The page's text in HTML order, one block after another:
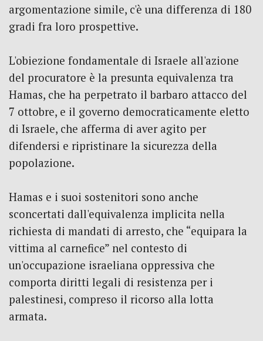
argomentazione simile, c'è una differenza di 180
gradi fra loro prospettive.
L'obiezione fondamentale di Israele all'azione
del procuratore è la presunta equivalenza tra
Hamas, che ha perpetrato il barbaro attacco del
7 ottobre, e il governo democraticamente eletto
di Israele, che afferma di aver agito per
difendersi e ripristinare la sicurezza della
popolazione.
Hamas e i suoi sostenitori sono anche
sconcertati dall'equivalenza implicita nella
richiesta di mandati di arresto, che “equipara la
vittima al carnefice” nel contesto di
un'occupazione israeliana oppressiva che
comporta diritti legali di resistenza per i
palestinesi, compreso il ricorso alla lotta
armata.